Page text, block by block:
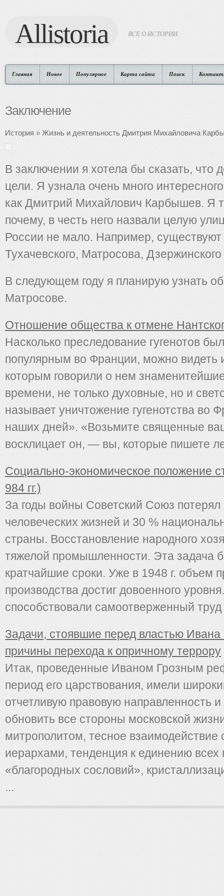
Allistoria ВСЕ О ИСТОРИИ
Главная Новое Популярное Карта сайта Поиск
Заключение
История » Жизнь и деятельность Дмитрия Михайловича
В заключении я хотела бы сказать, что
цели. Я узнала очень много
как Дмитрий Михайлович Карбышев. Я
почему, в честь него назвали целую
России не мало. Например,
Тухачевского, Матросова, Дзержинского
В следующем году я планирую узнать
Матросове.
Отношение общества к отмене
Насколько преследование гугенотов
популярным во Франции, можно видеть
которым говорили о нем
времени, не только духовные, но и
называет уничтожение гугенотства во
наших дней». «Возьмите священные
восклицает он, — вы, которые пишете
Социально-экономическое положение
984 гг.)
За годы войны Советский Союз
человеческих жизней и 30 %
страны. Восстановление народного
тяжелой промышленности. Эта задача
кратчайшие сроки. Уже в 1948 г. объем
производства достиг довоенного
способствовали самоотверженный
Задачи, стоявшие перед властью Ивана
причины перехода к опричному террору
Итак, проведенные Иваном Грозным
период его царствования, имели
отчетливую правовую направленность
обновить все стороны московской
митрополитом, тесное взаимодействие
иерархами, тенденция к единению всех
«благородных сословий»,
...